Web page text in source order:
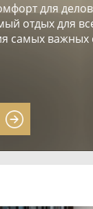
для
отдых для
самых важных